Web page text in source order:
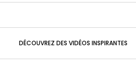
DÉCOUVREZ DES VIDÉOS INSPIRANTES